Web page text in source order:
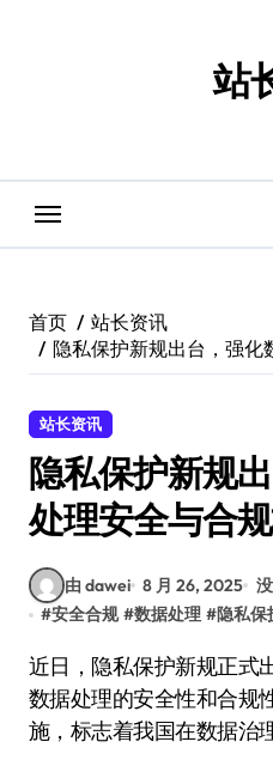
站
首页
站长资讯
隐私保护新规出台，强化
站长资讯
隐私保护新规
处理安全与合
由 dawei 8 月 26, 2025
#安全合规 #数据处理 #隐私保
近日，隐私保护新规正式出台，旨在进一步加强对
数据处理的安全性和合规
施，标志着我国在数据治